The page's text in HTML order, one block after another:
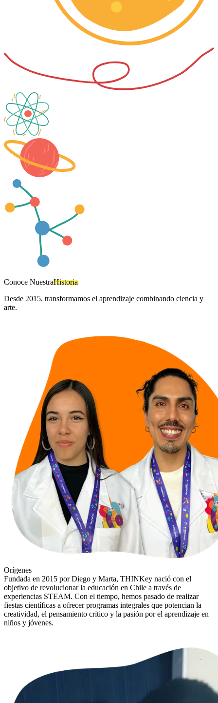
Conoce NuestraHistoria
Desde 2015, transformamos el aprendizaje combinando ciencia y
arte.
Orígenes
Fundada en 2015 por Diego y Marta, THINKey nació con el
objetivo de revolucionar la educación en Chile a través de
experiencias STEAM. Con el tiempo, hemos pasado de realizar
fiestas científicas a ofrecer programas integrales que potencian la
creatividad, el pensamiento crítico y la pasión por el aprendizaje en
niños y jóvenes.